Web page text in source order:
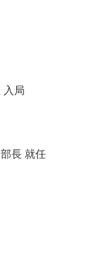
入局
長 就任